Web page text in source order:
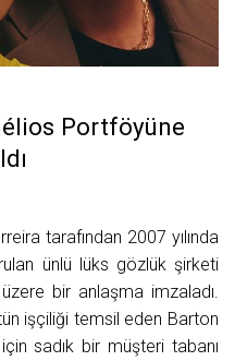
Portföyüne
tarafından 2007 yılında
ünlü lüks gözlük şirketi
bir anlaşma imzaladı.
işçiliği temsil eden Barton
sadık bir müşteri tabanı